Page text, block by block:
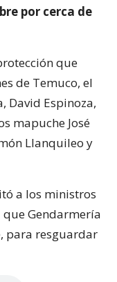
por cerca de
que
de Temuco, el
David Espinoza,
mapuche José
Llanquileo y
a los ministros
Gendarmería
para resguardar